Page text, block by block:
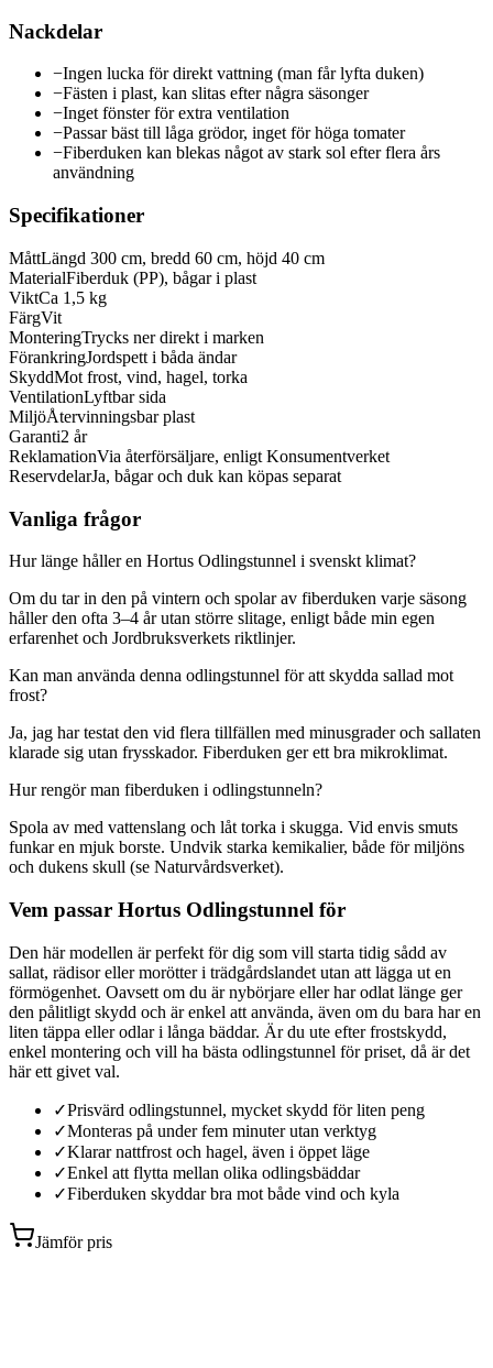
Nackdelar
−Ingen lucka för direkt vattning (man får lyfta duken)
−Fästen i plast, kan slitas efter några säsonger
−Inget fönster för extra ventilation
−Passar bäst till låga grödor, inget för höga tomater
−Fiberduken kan blekas något av stark sol efter flera års
användning
Specifikationer
MåttLängd 300 cm, bredd 60 cm, höjd 40 cm
MaterialFiberduk (PP), bågar i plast
ViktCa 1,5 kg
FärgVit
MonteringTrycks ner direkt i marken
FörankringJordspett i båda ändar
SkyddMot frost, vind, hagel, torka
VentilationLyftbar sida
MiljöÅtervinningsbar plast
Garanti2 år
ReklamationVia återförsäljare, enligt Konsumentverket
ReservdelarJa, bågar och duk kan köpas separat
Vanliga frågor
Hur länge håller en Hortus Odlingstunnel i svenskt klimat?
Om du tar in den på vintern och spolar av fiberduken varje säsong
håller den ofta 3–4 år utan större slitage, enligt både min egen
erfarenhet och Jordbruksverkets riktlinjer.
Kan man använda denna odlingstunnel för att skydda sallad mot
frost?
Ja, jag har testat den vid flera tillfällen med minusgrader och sallaten
klarade sig utan frysskador. Fiberduken ger ett bra mikroklimat.
Hur rengör man fiberduken i odlingstunneln?
Spola av med vattenslang och låt torka i skugga. Vid envis smuts
funkar en mjuk borste. Undvik starka kemikalier, både för miljöns
och dukens skull (se Naturvårdsverket).
Vem passar Hortus Odlingstunnel för
Den här modellen är perfekt för dig som vill starta tidig sådd av
sallat, rädisor eller morötter i trädgårdslandet utan att lägga ut en
förmögenhet. Oavsett om du är nybörjare eller har odlat länge ger
den pålitligt skydd och är enkel att använda, även om du bara har en
liten täppa eller odlar i långa bäddar. Är du ute efter frostskydd,
enkel montering och vill ha bästa odlingstunnel för priset, då är det
här ett givet val.
✓Prisvärd odlingstunnel, mycket skydd för liten peng
✓Monteras på under fem minuter utan verktyg
✓Klarar nattfrost och hagel, även i öppet läge
✓Enkel att flytta mellan olika odlingsbäddar
✓Fiberduken skyddar bra mot både vind och kyla
Jämför pris